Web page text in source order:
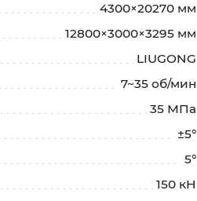
4300×20270 мм
12800×3000×3295 мм
LIUGONG
7~35 об/мин
35 МПа
±5°
5°
150 кН